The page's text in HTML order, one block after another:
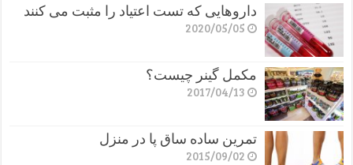
داروهایی که تست اعتیاد را مثبت می کنند
2020/05/05
مکمل گینر چیست؟
2017/04/13
تمرین ساده ساق پا در منزل
2015/09/02